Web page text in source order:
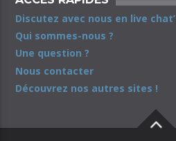
Discutez avec nous en live chat’
Qui sommes-nous ?
Une question ?
Nous contacter
Découvrez nos autres sites !